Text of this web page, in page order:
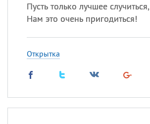
Пусть только лучшее случиться,
Нам это очень пригодиться!
Открытка